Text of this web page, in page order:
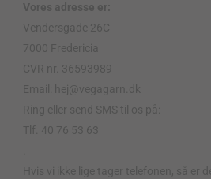
Vores adresse er:
Vendersgade 26C
7000 Fredericia
CVR nr. 36593989
Email: hej@vegagarn.dk
Ring eller send SMS til os på:
Tlf. 40 76 53 63
Hvis vi ikke lige tager telefonen, så er